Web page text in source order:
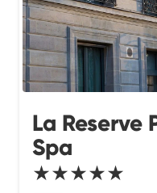
La Reserve
Spa
★★★★★